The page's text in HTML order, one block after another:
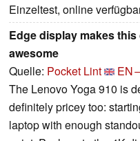
Einzeltest, online
Edge display makes
awesome
Quelle: Pocket Lint
The Lenovo Yoga 910 is
definitely pricey too:
laptop with enough